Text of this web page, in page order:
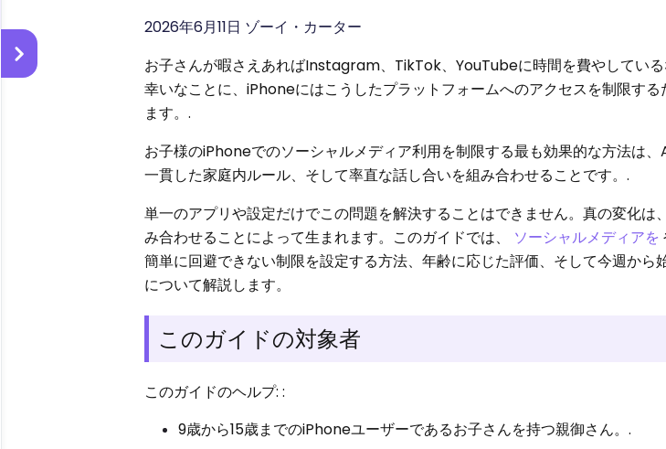
2026年6月11日 ゾーイ・カーター
お子さんが暇さえあればInstagram、TikTok、YouTubeに時間を費やしている
幸いなことに、iPhoneにはこうしたプラットフォームへのアクセスを制限す
ます。.
お子様のiPhoneでのソーシャルメディア利用を制限する最も効果的な方法は、
一貫した家庭内ルール、そして率直な話し合いを組み合わせることです。.
単一のアプリや設定だけでこの問題を解決することはできません。真の変化は
み合わせることによって生まれます。このガイドでは、 ソーシャルメディアを
簡単に回避できない制限を設定する方法、年齢に応じた評価、そして今週か
について解説します。
このガイドの対象者
このガイドのヘルプ: :
9歳から15歳までのiPhoneユーザーであるお子さんを持つ親御さん。.